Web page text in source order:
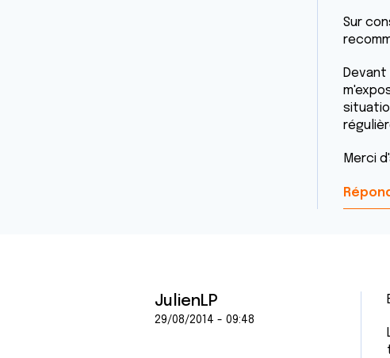
Sur
Merci
JulienLP
29/08/2014 - 09:48